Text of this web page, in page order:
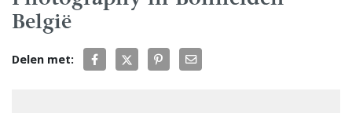
België
Delen met: